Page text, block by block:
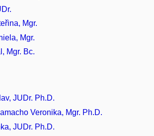
Mgr.
Mgr.
Mgr. Bc.
JUDr. Ph.D.
Veronika, Mgr. Ph.D.
JUDr. Ph.D.